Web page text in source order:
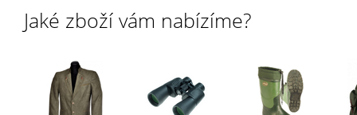
Jaké zboží vám nabízíme?